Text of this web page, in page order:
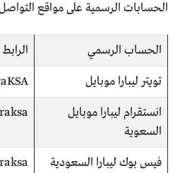
الحسابات الرسمية على مواقع التواصل
الحساب الرسمي الرابط
تويتر ليبارا موبايل
انستقرام ليبارا موبايل
السعوية
فيس بوك ليبارا السعودية